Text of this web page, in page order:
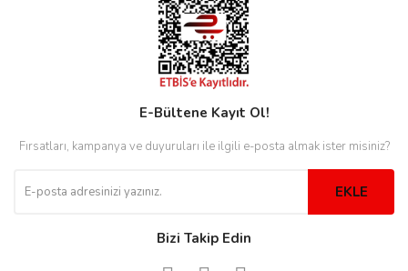
E-Bültene Kayıt Ol!
Fırsatları, kampanya ve duyuruları ile ilgili e-posta almak ister misiniz?
EKLE
Bizi Takip Edin